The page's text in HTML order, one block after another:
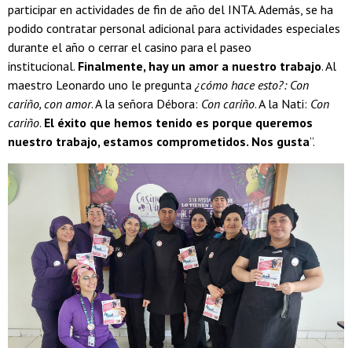
participar en actividades de fin de año del INTA. Además, se ha
podido contratar personal adicional para actividades especiales
durante el año o cerrar el casino para el paseo
institucional. Finalmente, hay un amor a nuestro trabajo. Al
maestro Leonardo uno le pregunta ¿cómo hace esto?: Con
cariño, con amor. A la señora Débora: Con cariño. A la Nati: Con
cariño. El éxito que hemos tenido es porque queremos
nuestro trabajo, estamos comprometidos. Nos gusta”.